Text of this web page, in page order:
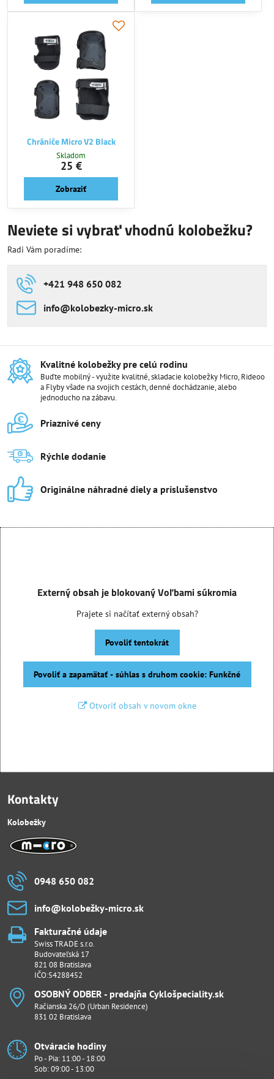
Chrániče Micro V2 Black
Skladom
25 €
Zobraziť
Neviete si vybrať vhodnú kolobežku?
Radi Vám poradíme:
+421 948 650 082
info​@kolobezky-micro​.sk
Kvalitné kolobežky pre celú rodinu
Buďte mobilný - využite kvalitné, skladacie kolobežky Micro, Rideoo
a Flyby všade na svojich cestách, denné dochádzanie, alebo
jednoducho na zábavu.
Priaznivé ceny
Rýchle dodanie
Originálne náhradné diely a príslušenstvo
Externý obsah je blokovaný Voľbami súkromia
Prajete si načítať externý obsah?
Povoliť tentokrát
Povoliť a zapamätať - súhlas s druhom cookie: Funkčné
Otvoriť obsah v novom okne
Kontakty
Kolobežky
0948 650 082
info​@kolobežky-micro​.sk
Fakturačné údaje
Swiss TRADE s.r.o.
Budovateľská 17
821 08 Bratislava
IČO:54288452
OSOBNÝ ODBER - predajňa Cyklošpeciality​.sk
Račianska 26/D (Urban Residence)
831 02 Bratislava
Otváracie hodiny
Po - Pia: 11:00 - 18:00
Sob: 09:00 - 13:00